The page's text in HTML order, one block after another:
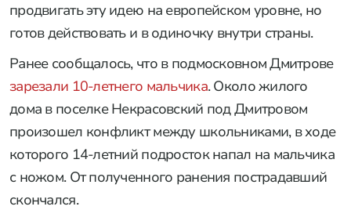
продвигать эту идею на европейском уровне, но
готов действовать и в одиночку внутри страны.
Ранее сообщалось, что в подмосковном Дмитрове
зарезали 10-летнего мальчика. Около жилого
дома в поселке Некрасовский под Дмитровом
произошел конфликт между школьниками, в ходе
которого 14-летний подросток напал на мальчика
с ножом. От полученного ранения пострадавший
скончался.